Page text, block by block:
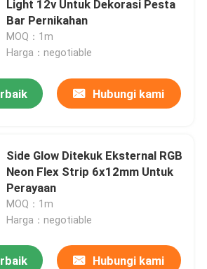
LED
LED Shelf
yang dipimpin
linier
Light 12v Untuk Dekorasi Pesta
Bar Pernikahan
MOQ：1m
Harga：negotiable
Hubungi kami
Side Glow Ditekuk Eksternal RGB
Neon Flex Strip 6x12mm Untuk
Perayaan
MOQ：1m
Harga：negotiable
Hubungi kami